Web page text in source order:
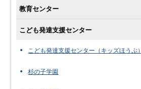
教育センター
こども発達支援センター
こども発達支援センター（キッズほうぷ）
杉の子学園